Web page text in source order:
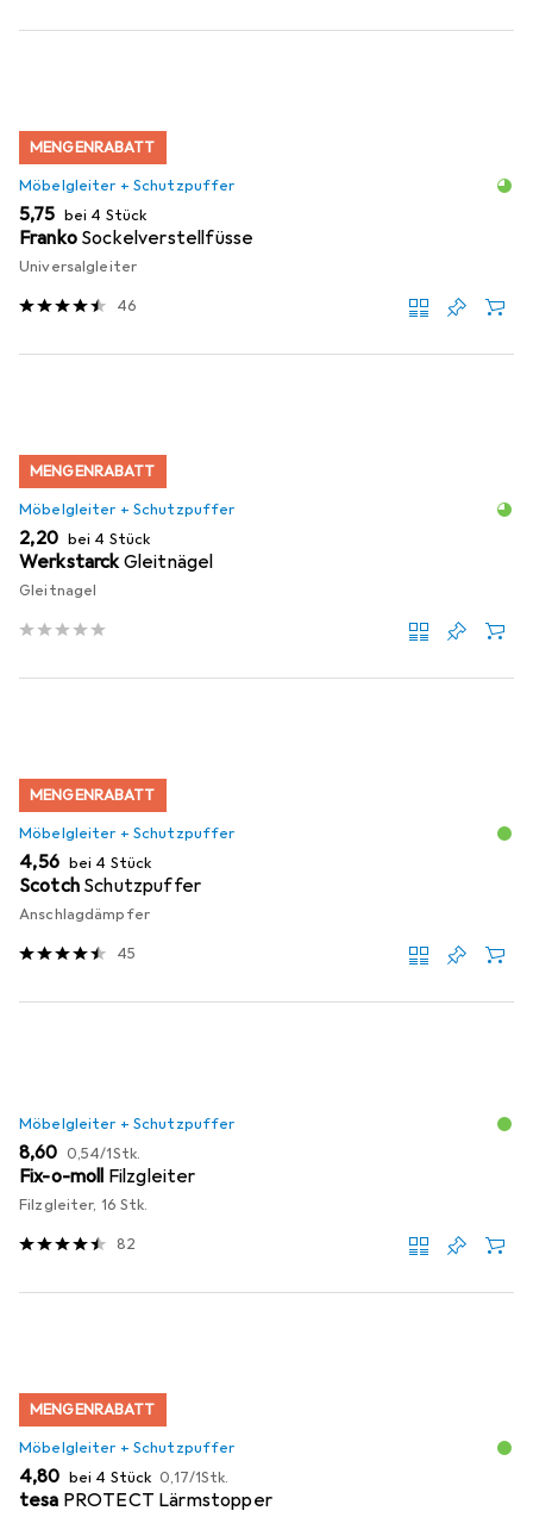
MENGENRABATT
Möbelgleiter + Schutzpuffer
EUR
5,75 bei 4 Stück
Franko Sockelverstellfüsse
Universalgleiter
46
MENGENRABATT
Möbelgleiter + Schutzpuffer
EUR
2,20 bei 4 Stück
WerkstarckGleitnägel
Gleitnagel
MENGENRABATT
Möbelgleiter + Schutzpuffer
EUR
4,56 bei 4 Stück
Scotch Schutzpuffer
Anschlagdämpfer
45
Möbelgleiter + Schutzpuffer
EUR
8,60 EUR
0,54/1Stk.
Fix-o-moll Filzgleiter
Filzgleiter, 16 Stk.
82
MENGENRABATT
Möbelgleiter + Schutzpuffer
EUR
4,80 bei 4 Stück EUR
0,17/1Stk.
tesa PROTECT Lärmstopper